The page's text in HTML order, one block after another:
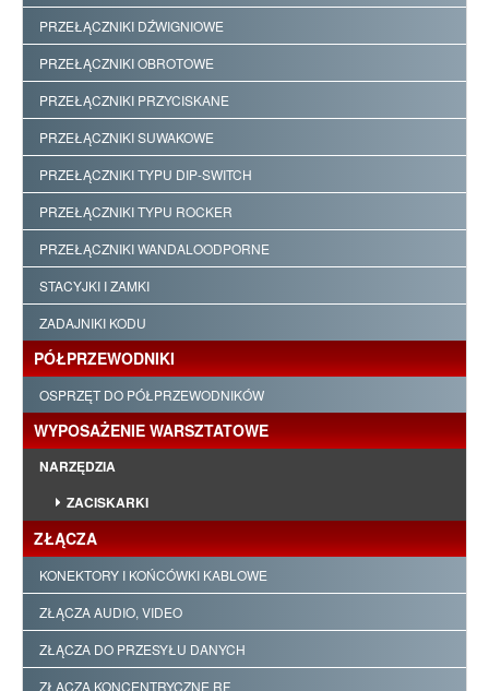
PRZEŁĄCZNIKI DŹWIGNIOWE
PRZEŁĄCZNIKI OBROTOWE
PRZEŁĄCZNIKI PRZYCISKANE
PRZEŁĄCZNIKI SUWAKOWE
PRZEŁĄCZNIKI TYPU DIP-SWITCH
PRZEŁĄCZNIKI TYPU ROCKER
PRZEŁĄCZNIKI WANDALOODPORNE
STACYJKI I ZAMKI
ZADAJNIKI KODU
PÓŁPRZEWODNIKI
OSPRZĘT DO PÓŁPRZEWODNIKÓW
WYPOSAŻENIE WARSZTATOWE
NARZĘDZIA
ZACISKARKI
ZŁĄCZA
KONEKTORY I KOŃCÓWKI KABLOWE
ZŁĄCZA AUDIO, VIDEO
ZŁĄCZA DO PRZESYŁU DANYCH
ZŁĄCZA KONCENTRYCZNE RF